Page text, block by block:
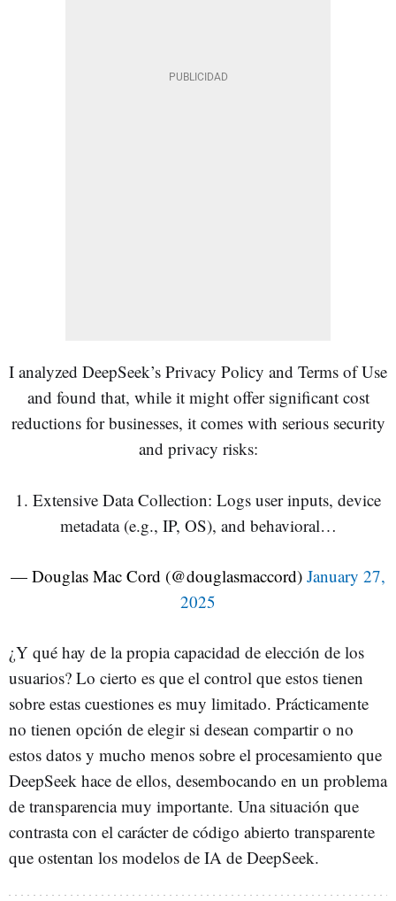
I analyzed DeepSeek’s Privacy Policy and Terms of Use
and found that, while it might offer significant cost
reductions for businesses, it comes with serious security
and privacy risks:
1. Extensive Data Collection: Logs user inputs, device
metadata (e.g., IP, OS), and behavioral…
— Douglas Mac Cord (@douglasmaccord) January 27,
2025
¿Y qué hay de la propia capacidad de elección de los
usuarios? Lo cierto es que el control que estos tienen
sobre estas cuestiones es muy limitado. Prácticamente
no tienen opción de elegir si desean compartir o no
estos datos y mucho menos sobre el procesamiento que
DeepSeek hace de ellos, desembocando en un problema
de transparencia muy importante. Una situación que
contrasta con el carácter de código abierto transparente
que ostentan los modelos de IA de DeepSeek.